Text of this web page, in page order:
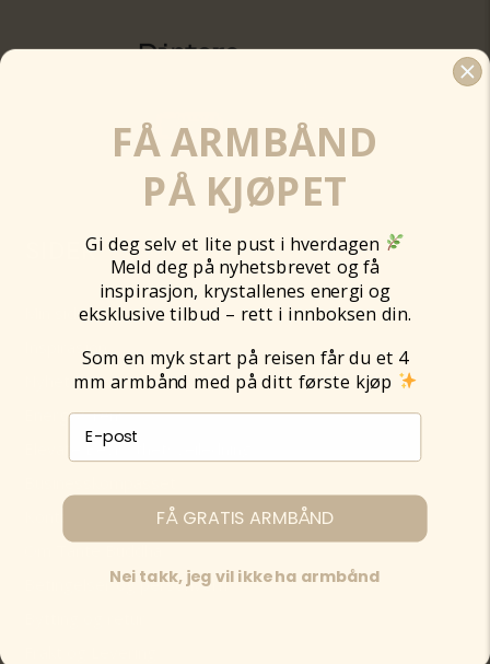
SIDER
Min side
Inspirasjon
Nyhetsbrev
Energi & rens
Elevate Bevissthetsveiledning
Betingelser og personvern
FÅ ARMBÅND
PÅ KJØPET
Gi deg selv et lite pust i hverdagen
Meld deg på nyhetsbrevet og få
inspirasjon, krystallenes energi og
eksklusive tilbud – rett i innboksen din.
Som en myk start på reisen får du et 4
mm armbånd med på ditt første kjøp
E-post påmelding
FÅ GRATIS ARMBÅND
Nei takk, jeg vil ikke ha armbånd